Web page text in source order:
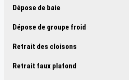
Dépose de baie
Dépose de groupe froid
Retrait des cloisons
Retrait faux plafond